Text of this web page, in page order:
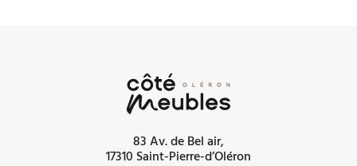
83 Av. de Bel air,
17310 Saint-Pierre-d’Oléron